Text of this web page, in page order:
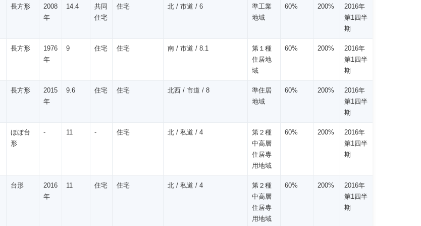
長方形
2008
年
14.4
共同
住宅
住宅 北 / 市道 / 6
準工業
地域
60% 200%
2016年
第1四半
期
長方形
1976
年
9 住宅 住宅 南 / 市道 / 8.1
第１種
住居地
域
60% 200%
2016年
第1四半
期
長方形
2015
年
9.6 住宅 住宅 北西 / 市道 / 8
準住居
地域
60% 200%
2016年
第1四半
期
ほぼ台
形
- 11 - 住宅 北 / 私道 / 4
第２種
中高層
住居専
用地域
60% 200%
2016年
第1四半
期
台形
2016
年
11 住宅 住宅 北 / 私道 / 4
第２種
中高層
住居専
用地域
60% 200%
2016年
第1四半
期